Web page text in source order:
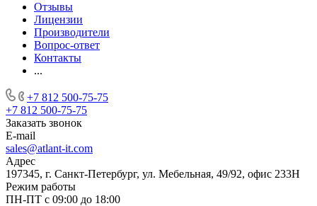
Отзывы
Лицензии
Производители
Вопрос-ответ
Контакты
...
+7 812 500-75-75
+7 812 500-75-75
Заказать звонок
E-mail
sales@atlant-it.com
Адрес
197345, г. Санкт-Петербург, ул. Мебельная, 49/92, офис 233Н
Режим работы
ПН-ПТ с 09:00 до 18:00